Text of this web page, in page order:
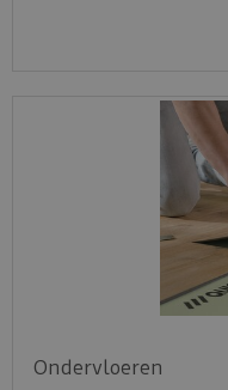
Ondervloeren